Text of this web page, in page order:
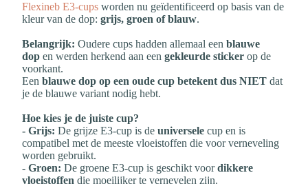
Flexineb E3‑cups worden nu geïdentificeerd op basis van de
kleur van de dop: grijs, groen of blauw.
Belangrijk: Oudere cups hadden allemaal een blauwe
dop en werden herkend aan een gekleurde sticker op de
voorkant.
Een blauwe dop op een oude cup betekent dus NIET dat
je de blauwe variant nodig hebt.
Hoe kies je de juiste cup?
- Grijs: De grijze E3‑cup is de universele cup en is
compatibel met de meeste vloeistoffen die voor verneveling
worden gebruikt.
- Groen: De groene E3‑cup is geschikt voordikkere
vloeistoffen die moeilijker te vernevelen zijn.
bevordert het herstel van de huid, haren en hoeven
verlicht kloven, mok, ruwe en schrale huid
biedt uitwendige ondersteuning bij blessures
Verkrijgbaar in pot van 250 gr.
Uitverkocht
Toevoegen aan verlanglijst
Categorieën:EHBO ,Verzorging